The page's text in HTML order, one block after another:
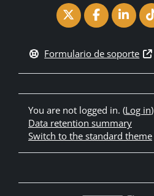
Formulario de soporte
You are not logged in. (Log in)
Data retention summary
Switch to the standard theme